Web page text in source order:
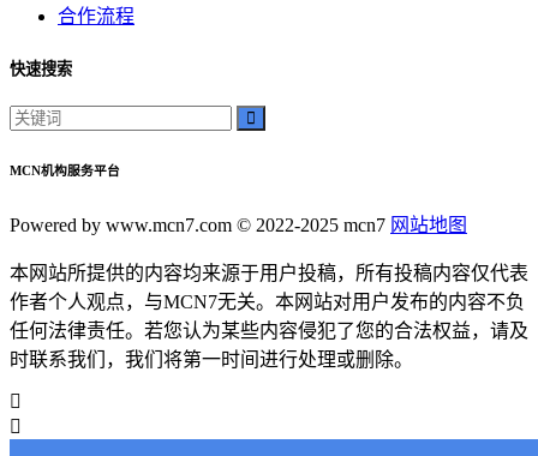
合作流程
快速搜索
MCN机构服务平台
Powered by www.mcn7.com © 2022-2025 mcn7 网站地图
本网站所提供的内容均来源于用户投稿，所有投稿内容仅代表
作者个人观点，与MCN7无关。本网站对用户发布的内容不负
任何法律责任。若您认为某些内容侵犯了您的合法权益，请及
时联系我们，我们将第一时间进行处理或删除。